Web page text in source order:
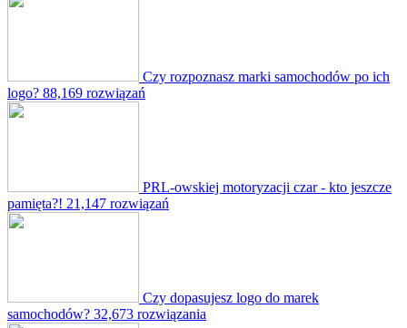
Czy rozpoznasz marki samochodów po ich
logo? 88,169 rozwiązań
PRL-owskiej motoryzacji czar - kto jeszcze
pamięta?! 21,147 rozwiązań
Czy dopasujesz logo do marek
samochodów? 32,673 rozwiązania